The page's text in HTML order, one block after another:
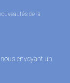
de la
envoyant un